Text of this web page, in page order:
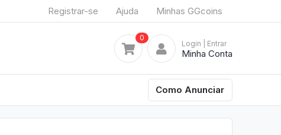
Registrar-se Ajuda Minhas GGcoins
0
Login | Entrar
Minha Conta
Como Anunciar